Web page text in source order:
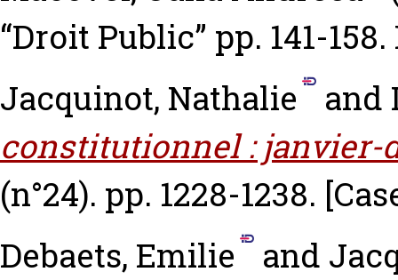
“Droit Public” pp. 141-
Jacquinot, Nathalie
and
constitutionnel : janvier-
(n°24). pp. 1228-1238.
Debaets, Emilie
and